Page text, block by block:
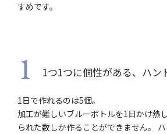
すめです。
1 1つ1つに個性がある、ハン
1日で作れるのは5個。
加工が難しいブルーボトルを1日かけ熱
られた数しか作ることができません。